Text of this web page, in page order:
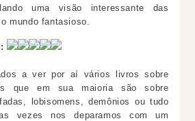
uma visão interessante das
mundo fantasioso.
a ver por aí vários livros sobre
que em sua maioria são sobre
lobisomens, demônios ou tudo
vezes nos deparamos com um